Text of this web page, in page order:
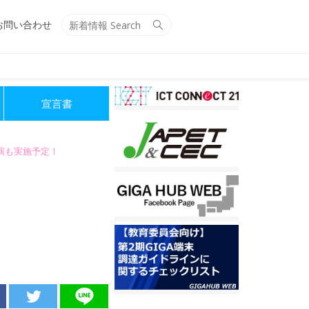
Search
問い合わせ
宣言書
実施予定！